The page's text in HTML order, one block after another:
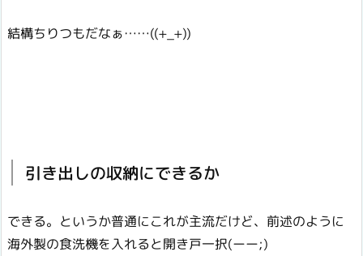
結構ちりつもだなぁ……((+_+))
引き出しの収納にできるか
できる。というか普通にこれが主流だけど、前述のように
海外製の食洗機を入れると開き戸一択(ーー;)